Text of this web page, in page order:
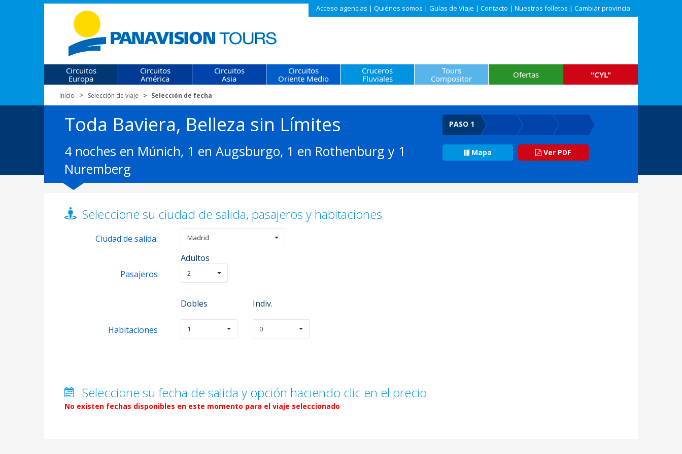
Acceso agencias | Quiénes somos | Guías de Viaje | Contacto | Nuestros folletos | Cambiar provincia
Circuitos
Europa
Circuitos
América
Circuitos
Asia
Circuitos
Oriente Medio
Cruceros
Fluviales
Tours
Compositor
Ofertas "CYL"
Inicio Selección de viaje Selección de fecha
Toda Baviera, Belleza sin Límites
4 noches en Múnich, 1 en Augsburgo, 1 en Rothenburg y 1
Nuremberg
PASO 1
Mapa Ver PDF
Seleccione su ciudad de salida, pasajeros y habitaciones
Ciudad de salida: Madrid
Adultos
Pasajeros
2
Dobles Indiv.
Habitaciones 1 0
Seleccione su fecha de salida y opción haciendo clic en el precio
No existen fechas disponibles en este momento para el viaje seleccionado